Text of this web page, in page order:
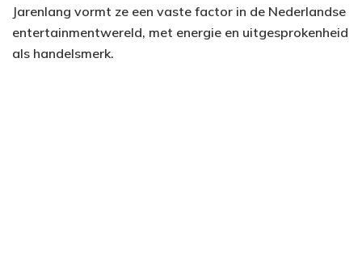
Jarenlang vormt ze een vaste factor in de Nederlandse
entertainmentwereld, met energie en uitgesprokenheid
als handelsmerk.